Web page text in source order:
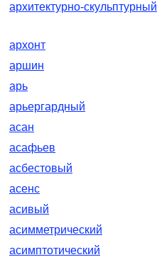
архитектурно-скульптурный
архонт
аршин
арь
арьергардный
асан
асафьев
асбестовый
асенс
асивый
асимметрический
асимптотический